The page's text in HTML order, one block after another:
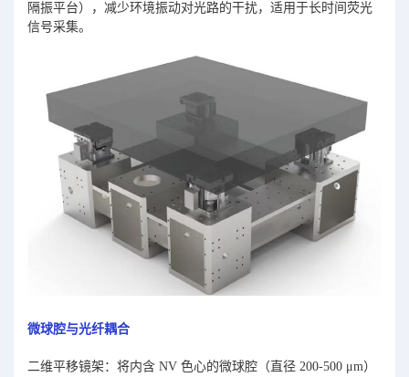
隔振平台），减少环境振动对光路的干扰，适用于长时间荧光
信号采集。
微球腔与光纤耦合
二维平移镜架：将内含 NV 色心的微球腔（直径 200-500 μm）